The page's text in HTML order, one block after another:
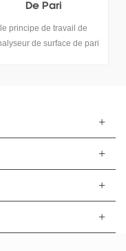
Compensation De
Température
tob-dds-307a conductivité
électrique metercan